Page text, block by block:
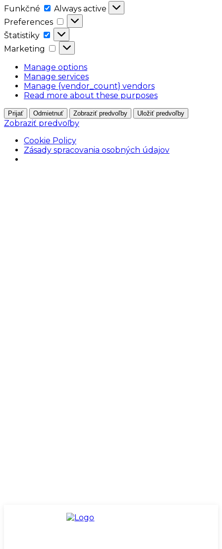
Funkčné Funkčné
Always active
Preferences
Preferences
Štatistiky
Štatistiky
Marketing
Marketing
Manage options
Manage services
Manage {vendor_count} vendors
Read more about these purposes
Prijať Odmietnuť Zobraziť predvoľby Uložiť predvoľby
Zobraziť predvoľby
Cookie Policy
Zásady spracovania osobných údajov